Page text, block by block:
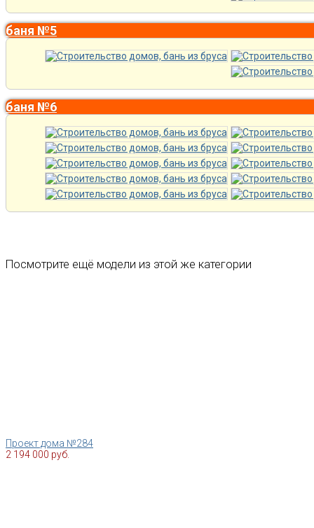
баня №5
баня №6
Посмотрите ещё модели из этой же категории
Проект дома №284
2 194 000 руб.